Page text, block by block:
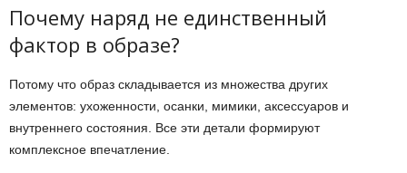
Почему наряд не единственный
фактор в образе?
Потому что образ складывается из множества других
элементов: ухоженности, осанки, мимики, аксессуаров и
внутреннего состояния. Все эти детали формируют
комплексное впечатление.